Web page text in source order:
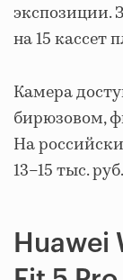
экспозиции.
на 15 кассет
Камера
бирюзовом,
На
13–15 тыс. руб.
Huawei